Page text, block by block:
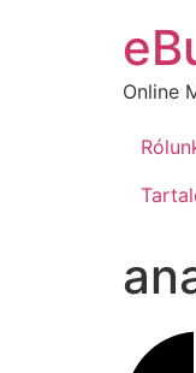
Online